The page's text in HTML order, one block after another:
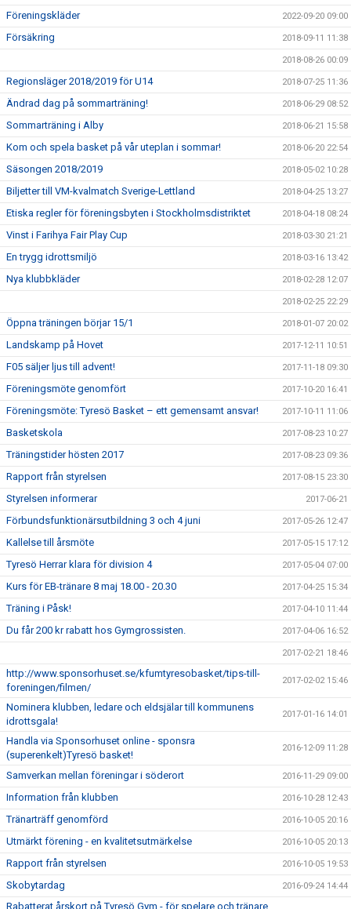
Föreningskläder 2022-09-20 09:00
Försäkring 2018-09-11 11:38
2018-08-26 00:09
Regionsläger 2018/2019 för U14 2018-07-25 11:36
Ändrad dag på sommarträning! 2018-06-29 08:52
Sommarträning i Alby 2018-06-21 15:58
Kom och spela basket på vår uteplan i sommar! 2018-06-20 22:54
Säsongen 2018/2019 2018-05-02 10:28
Biljetter till VM-kvalmatch Sverige-Lettland 2018-04-25 13:27
Etiska regler för föreningsbyten i Stockholmsdistriktet 2018-04-18 08:24
Vinst i Farihya Fair Play Cup 2018-03-30 21:21
En trygg idrottsmiljö 2018-03-16 13:42
Nya klubbkläder 2018-02-28 12:07
2018-02-25 22:29
Öppna träningen börjar 15/1 2018-01-07 20:02
Landskamp på Hovet 2017-12-11 10:51
F05 säljer ljus till advent! 2017-11-18 09:30
Föreningsmöte genomfört 2017-10-20 16:41
Föreningsmöte: Tyresö Basket – ett gemensamt ansvar! 2017-10-11 11:06
Basketskola 2017-08-23 10:27
Träningstider hösten 2017 2017-08-23 09:36
Rapport från styrelsen 2017-08-15 23:30
Styrelsen informerar 2017-06-21
Förbundsfunktionärsutbildning 3 och 4 juni 2017-05-26 12:47
Kallelse till årsmöte 2017-05-15 17:12
Tyresö Herrar klara för division 4 2017-05-04 07:00
Kurs för EB-tränare 8 maj 18.00 - 20.30 2017-04-25 15:34
Träning i Påsk! 2017-04-10 11:44
Du får 200 kr rabatt hos Gymgrossisten. 2017-04-06 16:52
2017-02-21 18:46
http://www.sponsorhuset.se/kfumtyresobasket/tips-till-
foreningen/filmen/
2017-02-02 15:46
Nominera klubben, ledare och eldsjälar till kommunens
idrottsgala!
2017-01-16 14:01
Handla via Sponsorhuset online - sponsra
(superenkelt)Tyresö basket!
2016-12-09 11:28
Samverkan mellan föreningar i söderort 2016-11-29 09:00
Information från klubben 2016-10-28 12:43
Tränarträff genomförd 2016-10-05 20:16
Utmärkt förening - en kvalitetsutmärkelse 2016-10-05 20:13
Rapport från styrelsen 2016-10-05 19:53
Skobytardag 2016-09-24 14:44
Rabatterat årskort på Tyresö Gym - för spelare och tränare